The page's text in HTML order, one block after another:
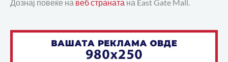
Дознај повеќе на веб страната на East Gate Mall.